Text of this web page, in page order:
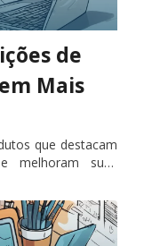
de
Mais
que destacam
melhoram suas